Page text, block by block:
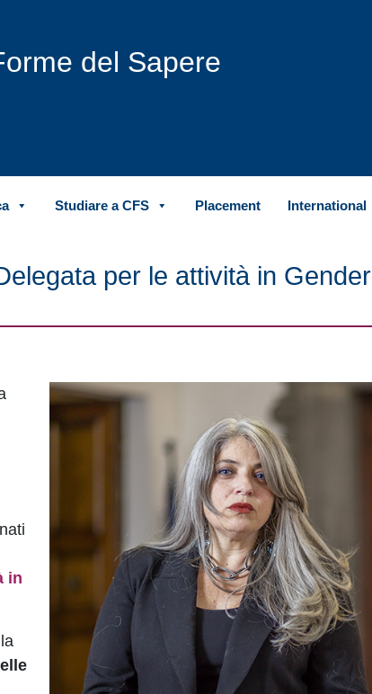
del Sapere
Studiare a CFS Placement International
per le attività in Gender
in